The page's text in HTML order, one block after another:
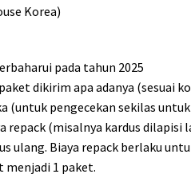
Korea)
pada tahun 2025
dikirim apa adanya (sesuai
(untuk pengecekan sekilas
repack (misalnya kardus dilapisi
ulang. Biaya repack berlaku
menjadi 1 paket.